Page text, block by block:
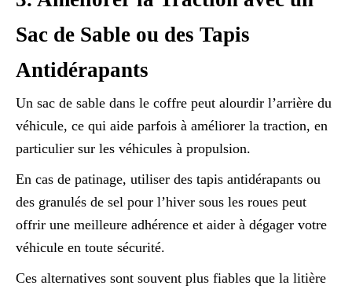
Sac de Sable ou des Tapis
Antidérapants
Un sac de sable dans le coffre peut alourdir l’arrière du
véhicule, ce qui aide parfois à améliorer la traction, en
particulier sur les véhicules à propulsion.
En cas de patinage, utiliser des tapis antidérapants ou
des granulés de sel pour l’hiver sous les roues peut
offrir une meilleure adhérence et aider à dégager votre
véhicule en toute sécurité.
Ces alternatives sont souvent plus fiables que la litière